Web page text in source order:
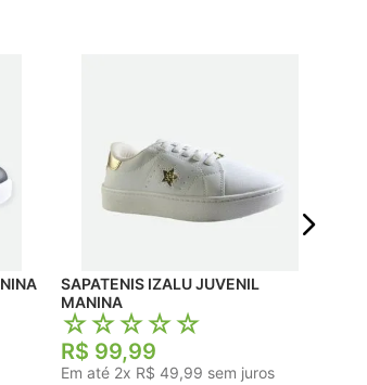
SAPATENIS IZALU JUVENIL
MANINA
☆☆☆☆☆
R$ 99,99
Em até 2x R$ 49,99 sem juros